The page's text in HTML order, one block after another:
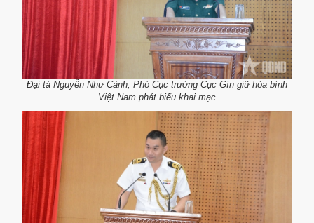
Đại tá Nguyễn Như Cảnh, Phó Cục trưởng Cục Gìn giữ hòa bình
Việt Nam phát biểu khai mạc